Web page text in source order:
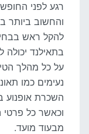
רגע לפני
והחשוב ביותר
להקל ראש
בתאילנד יכולה
על כל מהלך
נעימים כמו
השכרת אופנוע
וכאשר כל פרטי
מבעוד מועד.